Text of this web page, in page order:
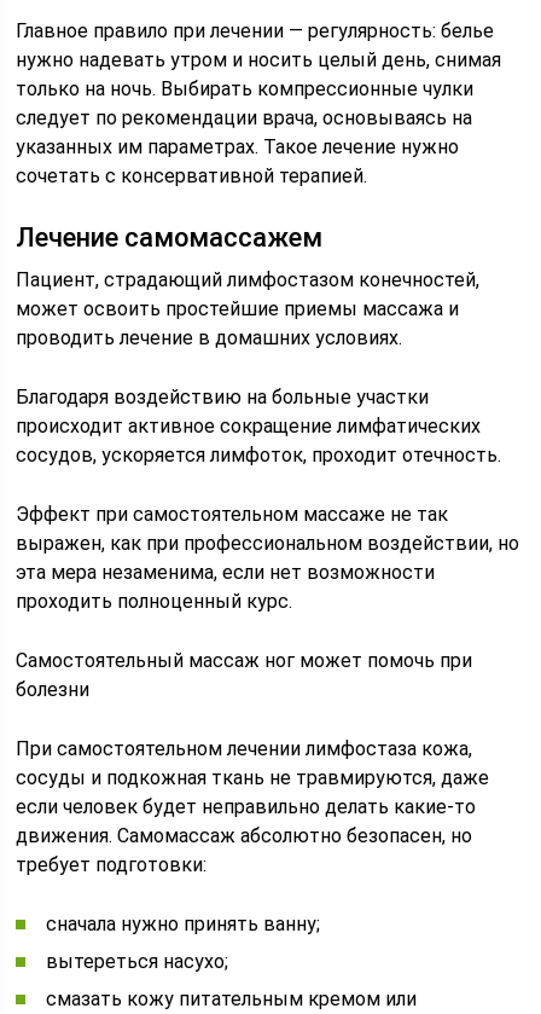
Главное правило при лечении — регулярность: белье
нужно надевать утром и носить целый день, снимая
только на ночь. Выбирать компрессионные чулки
следует по рекомендации врача, основываясь на
указанных им параметрах. Такое лечение нужно
сочетать с консервативной терапией.
Лечение самомассажем
Пациент, страдающий лимфостазом конечностей,
может освоить простейшие приемы массажа и
проводить лечение в домашних условиях.
Благодаря воздействию на больные участки
происходит активное сокращение лимфатических
сосудов, ускоряется лимфоток, проходит отечность.
Эффект при самостоятельном массаже не так
выражен, как при профессиональном воздействии, но
эта мера незаменима, если нет возможности
проходить полноценный курс.
Самостоятельный массаж ног может помочь при
болезни
При самостоятельном лечении лимфостаза кожа,
сосуды и подкожная ткань не травмируются, даже
если человек будет неправильно делать какие-то
движения. Самомассаж абсолютно безопасен, но
требует подготовки:
сначала нужно принять ванну;
вытереться насухо;
смазать кожу питательным кремом или